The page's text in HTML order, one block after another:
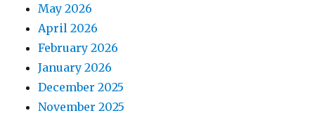
May 2026
April 2026
February 2026
January 2026
December 2025
November 2025